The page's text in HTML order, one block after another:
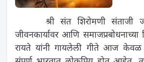
श्री संत शिरोमणी संताजी
जीवनकार्यावर आणि समाजप्रबोधनाच्या
रायते यांनी गायलेली गीते आज केवळ